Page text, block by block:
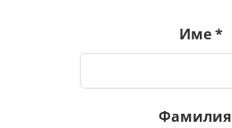
Име*
Фамилия